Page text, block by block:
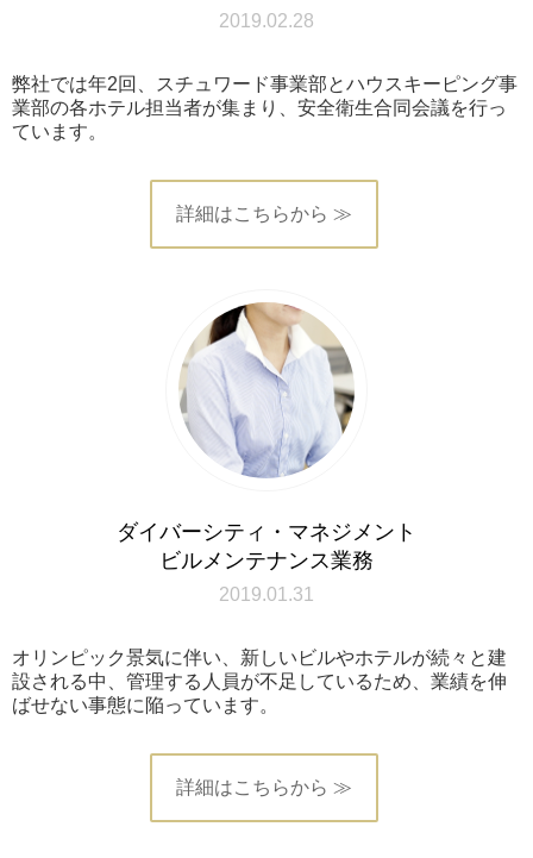
2019.02.28
弊社では年2回、スチュワード事業部とハウスキーピング事
業部の各ホテル担当者が集まり、安全衛生合同会議を行っ
ています。
詳細はこちらから ≫
ダイバーシティ・マネジメント
ビルメンテナンス業務
2019.01.31
オリンピック景気に伴い、新しいビルやホテルが続々と建
設される中、管理する人員が不足しているため、業績を伸
ばせない事態に陥っています。
詳細はこちらから ≫